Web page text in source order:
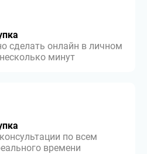
сделать онлайн в личном
минут
по всем
времени